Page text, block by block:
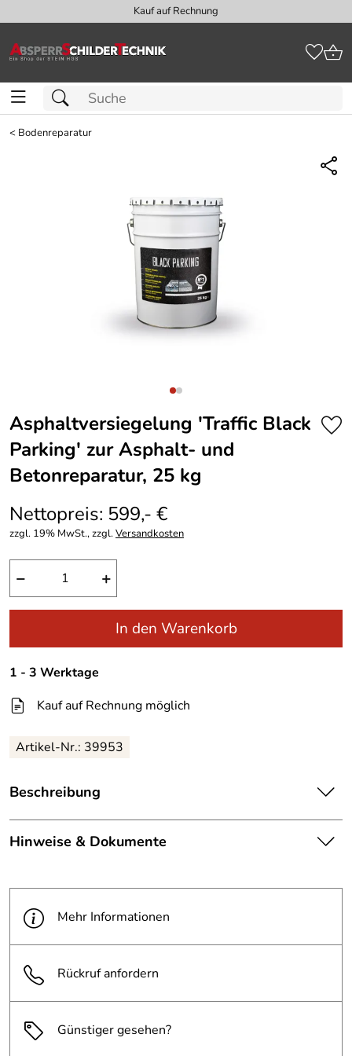
Kauf auf Rechnung
< Bodenreparatur
Asphaltversiegelung ′Traffic Black
Parking′ zur Asphalt- und
Betonreparatur, 25 kg
Nettopreis: 599,- €
zzgl. 19% MwSt., zzgl.Versandkosten
− +
In den Warenkorb
1 - 3 Werktage
Kauf auf Rechnung möglich
Artikel-Nr.: 39953
Beschreibung
Menge: 25 kg
Auftragungstemperatur: >5°, optimal 15°-25° C
Dichte: 1,35-1,45 g/cm²
löslich im Wasser
mit Antirutscheigenschaften und anwendbar bei
Schlaglöchern in Straßen, Parkplätzen, Wegen etc. im
Außenbereich
Hinweise & Dokumente
PDF 9 Sicherheitsdaten (189kB)
Mehr Informationen
Rückruf anfordern
Günstiger gesehen?